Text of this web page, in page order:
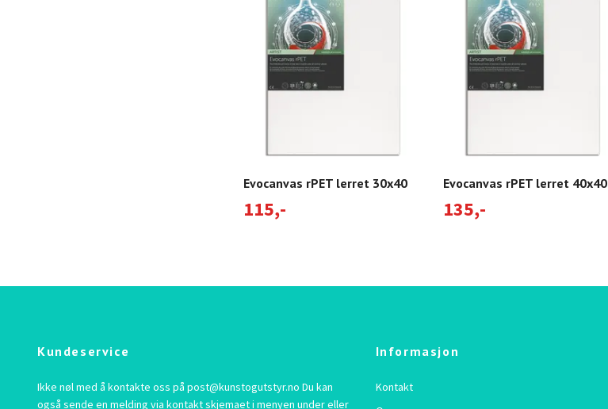
Evocanvas rPET lerret 30x40
115,-
Evocanvas rPET lerret 40x40
135,-
Kundeservice
Ikke nøl med å kontakte oss på post@kunstogutstyr.no Du kan
også sende en melding via kontakt skjemaet i menyen under eller
Informasjon
Kontakt